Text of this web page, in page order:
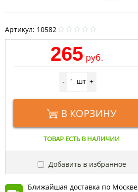
Артикул: 10582
265 руб.
- шт +
В КОРЗИНУ
ТОВАР ЕСТЬ В НАЛИЧИИ
Добавить в избранное
Ближайшая доставка по Москве